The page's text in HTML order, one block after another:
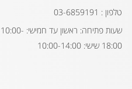
טלפון : 03-6859191
שעות פתיחה: ראשון עד חמישי: 10:00-
18:00 שישי: 10:00-14:00